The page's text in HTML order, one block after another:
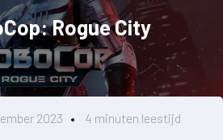
Rogue City
2023 4 minuten leestijd